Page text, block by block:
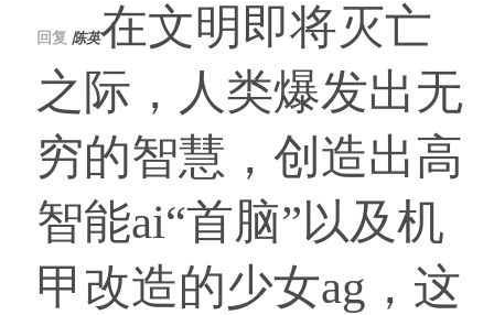
回复 陈英在文明即将灭亡
之际，人类爆发出无
穷的智慧，创造出高
智能ai“首脑”以及机
甲改造的少女ag，这